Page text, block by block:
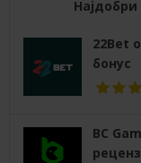
Најдобри
22Bet
бонус
BC